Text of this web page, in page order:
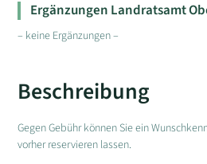
Ergänzungen Landratsamt
– keine Ergänzungen –
Beschreibung
Gegen Gebühr können Sie ein
vorher reservieren lassen.